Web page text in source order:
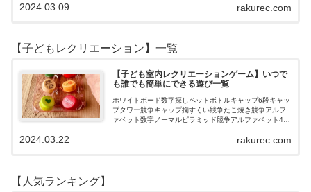
ロおはじき体操スライム脳トレ無料素材Yo…rakurec.com
2024.03.09
【子どもレクリエーション】一覧
【子ども室内レクリエーションゲーム】いつで
も誰でも簡単にできる遊び一覧
ホワイトボード数字探しペットボトルキャップ6段キャッ
プタワー競争キャップ掬すくい競争たこ焼き競争アルフ
ァベット数字ノーマルピラミッド競争アルファベット4段
rakurec.com
2024.03.22
【人気ランキング】